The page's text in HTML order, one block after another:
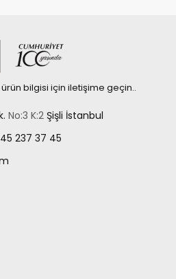
bilgisi için iletişime geçin..
No:3 K:2 Şişli İstanbul
237 37 45